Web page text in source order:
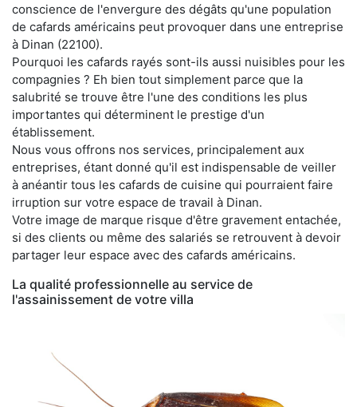
conscience de l'envergure des dégâts qu'une population
de cafards américains peut provoquer dans une entreprise
à Dinan (22100).
Pourquoi les cafards rayés sont-ils aussi nuisibles pour les
compagnies ? Eh bien tout simplement parce que la
salubrité se trouve être l'une des conditions les plus
importantes qui déterminent le prestige d'un
établissement.
Nous vous offrons nos services, principalement aux
entreprises, étant donné qu'il est indispensable de veiller
à anéantir tous les cafards de cuisine qui pourraient faire
irruption sur votre espace de travail à Dinan.
Votre image de marque risque d'être gravement entachée,
si des clients ou même des salariés se retrouvent à devoir
partager leur espace avec des cafards américains.
La qualité professionnelle au service de
l'assainissement de votre villa